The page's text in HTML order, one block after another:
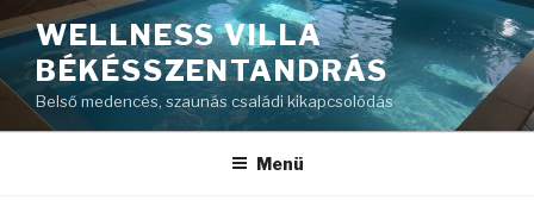
Tartalomhoz
WELLNESS VILLA
BÉKÉSSZENTANDRÁS
Belső medencés, szaunás családi kikapcsolódás
Menü